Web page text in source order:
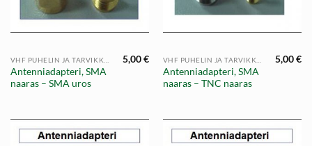
Antenniadapteri, SMA
naaras – SMA uros
5,00€
Antenniadapteri, SMA
naaras – TNC naaras
5,00€